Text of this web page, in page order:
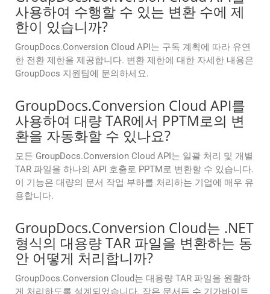
사용하여 수행할 수 있는 변환 수에 제
한이 있습니까?
GroupDocs.Conversion Cloud API는 구독 계획에 따라 유연
한 전환 제한을 제공합니다. 변환 제한에 대한 자세한 내용은
GroupDocs 지원팀에 문의하세요.
GroupDocs.Conversion Cloud API를
사용하여 대량 TAR에서 PPTM로의 변
환을 자동화할 수 있나요?
모든 GroupDocs.Conversion Cloud API는 일괄 처리 및 개별
TAR 파일을 하나의 API 호출로 PPTM로 변환할 수 있습니다.
이 기능은 대량의 문서 작업 부하를 처리하는 기업에 매우 유
용합니다.
GroupDocs.Conversion Cloud는 .NET
형식의 대용량 TAR 파일을 변환하는 동
안 어떻게 처리합니까?
GroupDocs.Conversion Cloud는 대용량 TAR 파일을 원활하
게 처리하도록 설계되었습니다. 작은 문서든 수 기가바이트